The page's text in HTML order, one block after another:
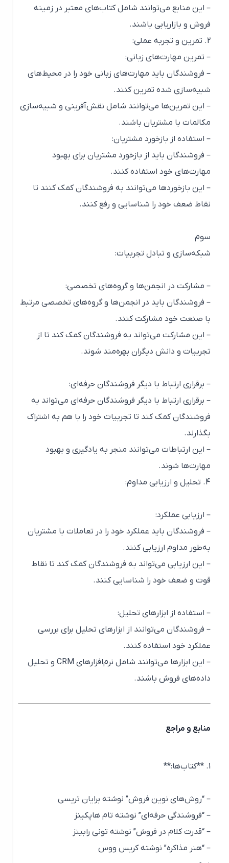
– این منابع می‌توانند شامل کتاب‌های معتبر در زمینه
فروش و بازاریابی باشند.
– تمرین مهارت‌های زبانی:
– فروشندگان باید مهارت‌های زبانی خود را در محیط‌های
شبیه‌سازی شده تمرین کنند.
– این تمرین‌ها می‌توانند شامل نقش‌آفرینی و شبیه‌سازی
مکالمات با مشتریان باشند.
– استفاده از بازخورد مشتریان:
– فروشندگان باید از بازخورد مشتریان برای بهبود
مهارت‌های خود استفاده کنند.
– این بازخوردها می‌توانند به فروشندگان کمک کنند تا
نقاط ضعف خود را شناسایی و رفع کنند.
سوم
شبکه‌سازی و تبادل تجربیات:
– مشارکت در انجمن‌ها و گروه‌های تخصصی:
– فروشندگان باید در انجمن‌ها و گروه‌های تخصصی مرتبط
با صنعت خود مشارکت کنند.
– این مشارکت می‌تواند به فروشندگان کمک کند تا از
تجربیات و دانش دیگران بهره‌مند شوند.
– برقراری ارتباط با دیگر فروشندگان حرفه‌ای:
– برقراری ارتباط با دیگر فروشندگان حرفه‌ای می‌تواند به
فروشندگان کمک کند تا تجربیات خود را با هم به اشتراک
بگذارند.
– این ارتباطات می‌توانند منجر به یادگیری و بهبود
مهارت‌ها شوند.
– ارزیابی عملکرد:
– فروشندگان باید عملکرد خود را در تعاملات با مشتریان
به‌طور مداوم ارزیابی کنند.
– این ارزیابی می‌تواند به فروشندگان کمک کند تا نقاط
قوت و ضعف خود را شناسایی کنند.
– استفاده از ابزارهای تحلیل:
– فروشندگان می‌توانند از ابزارهای تحلیل برای بررسی
عملکرد خود استفاده کنند.
– این ابزارها می‌توانند شامل نرم‌افزارهای CRM و تحلیل
داده‌های فروش باشند.
منابع و مراجع
– “روش‌های نوین فروش” نوشته برایان تریسی
– “فروشندگی حرفه‌ای” نوشته تام هاپکینز
– “قدرت کلام در فروش” نوشته تونی رابینز
– “هنر مذاکره” نوشته کریس ووس